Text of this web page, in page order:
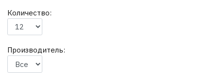
Количество:
Производитель: